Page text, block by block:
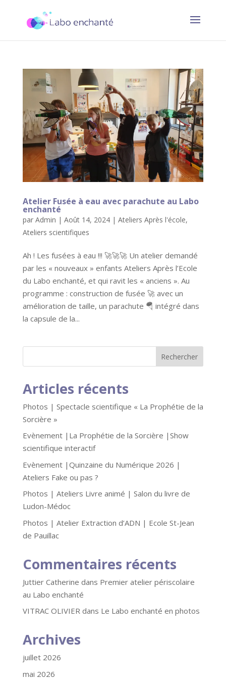
Atelier Fusée à eau avec parachute au Labo
enchanté
par Admin | Août 14, 2024| Ateliers Après l'école,
Ateliers scientifiques
Ah ! Les fusées à eau !!! 🚀🚀🚀 Un atelier demandé
par les « nouveaux » enfants Ateliers Après l’Ecole
du Labo enchanté, et qui ravit les « anciens ». Au
programme : construction de fusée 🚀 avec un
amélioration de taille, un parachute 🪂 intégré dans
la capsule de la...
Articles récents
Photos | Spectacle scientifique « La Prophétie de la
Sorcière »
Evènement |La Prophétie de la Sorcière |Show
scientifique interactif
Evènement |Quinzaine du Numérique 2026 |
Ateliers Fake ou pas ?
Photos | Ateliers Livre animé | Salon du livre de
Ludon-Médoc
Photos | Atelier Extraction d’ADN | Ecole St-Jean
de Pauillac
Commentaires récents
Juttier Catherine dans Premier atelier périscolaire
au Labo enchanté
VITRAC OLIVIERdans Le Labo enchanté en photos
Archives
juillet 2026
mai 2026